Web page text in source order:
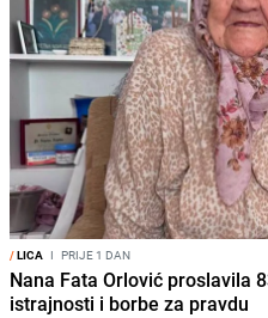
/LICA I PRIJE 1 DAN
Nana Fata Orlović proslavila
istrajnosti i borbe za pravdu